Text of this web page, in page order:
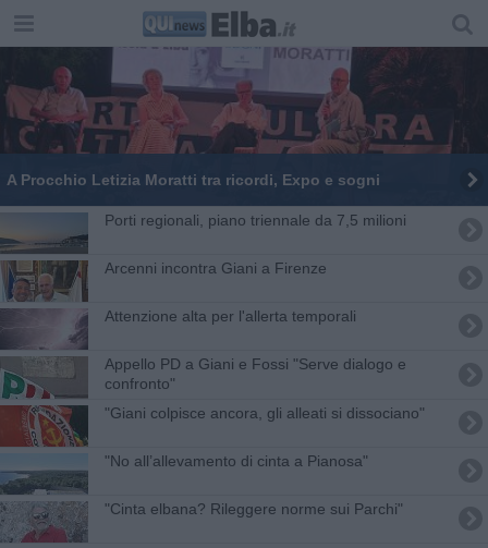
A Procchio Letizia Moratti tra ricordi, Expo e sogni
Porti regionali, piano triennale da 7,5 milioni
Arcenni incontra Giani a Firenze
Attenzione alta per l'allerta temporali
Appello PD a Giani e Fossi "Serve dialogo e
confronto"
"Giani colpisce ancora, gli alleati si dissociano"
"No all’allevamento di cinta a Pianosa"
"Cinta elbana? Rileggere norme sui Parchi"